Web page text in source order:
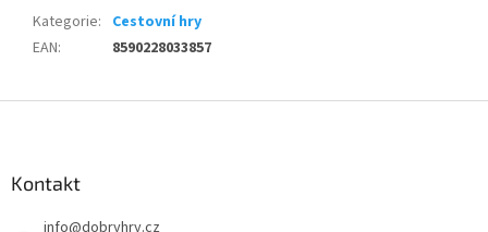
Kategorie: Cestovní hry
EAN: 8590228033857
Kontakt
info@dobryhry.cz